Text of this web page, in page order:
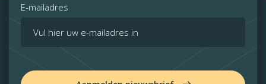
E-mailadres